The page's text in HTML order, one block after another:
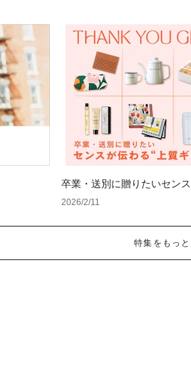
卒業・送別に贈りたいセンス
ト”
2026/2/11
特集をもっ